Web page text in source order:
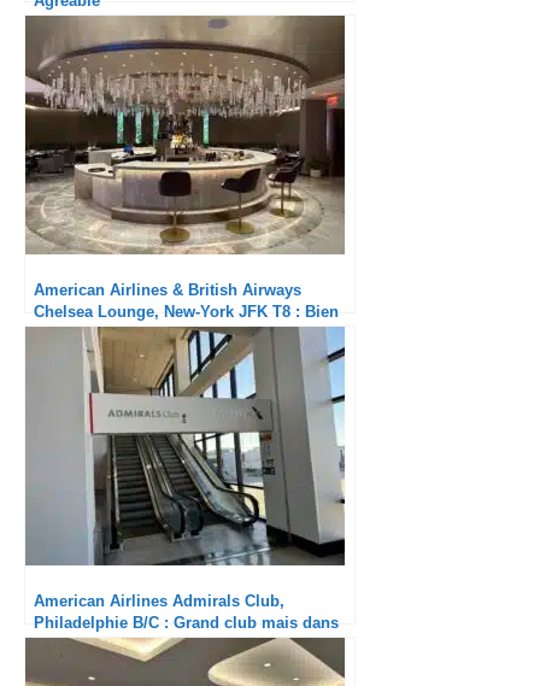
American Airlines & British Airways
Chelsea Lounge, New-York JFK T8 : Bien
mieux qu’à l’aller
American Airlines Admirals Club,
Philadelphie B/C : Grand club mais dans
son jus